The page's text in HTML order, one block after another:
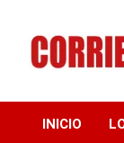
content
INICIO